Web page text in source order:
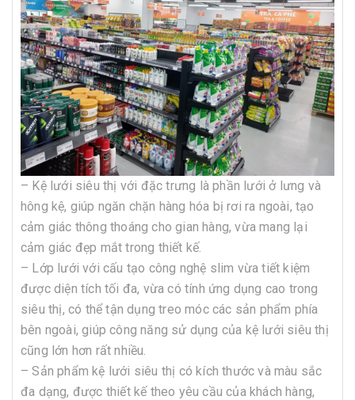
– Kệ lưới siêu thị với đặc trưng là phần lưới ở lưng và
hông kệ, giúp ngăn chặn hàng hóa bị rơi ra ngoài, tạo
cảm giác thông thoáng cho gian hàng, vừa mang lại
cảm giác đẹp mắt trong thiết kế.
– Lớp lưới với cấu tạo công nghệ slim vừa tiết kiệm
được diện tích tối đa, vừa có tính ứng dụng cao trong
siêu thị, có thể tận dụng treo móc các sản phẩm phía
bên ngoài, giúp công năng sử dụng của kệ lưới siêu thị
cũng lớn hơn rất nhiều.
– Sản phẩm kệ lưới siêu thị có kích thước và màu sắc
đa dạng, được thiết kế theo yêu cầu của khách hàng,